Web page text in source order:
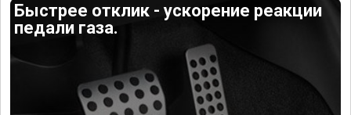
Быстрее отклик - ускорение реакции
педали газа.